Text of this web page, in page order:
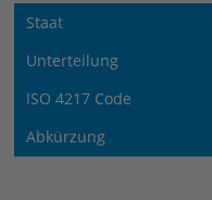
Staat
Unterteilung
ISO 4217 Code
Abkürzung